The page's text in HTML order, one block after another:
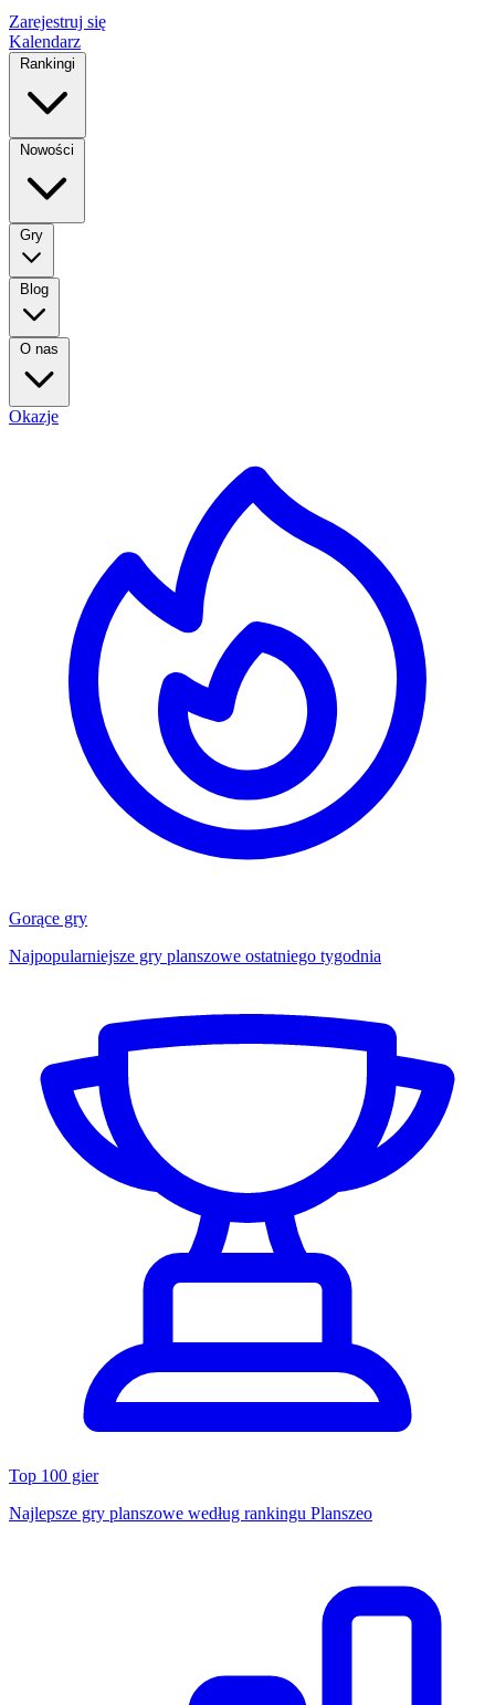
Zarejestruj się
Kalendarz
Rankingi
Nowości
Gry
Blog
O nas
Okazje
Gorące gry
Najpopularniejsze gry planszowe ostatniego tygodnia
Top 100 gier
Najlepsze gry planszowe według rankingu Planszeo